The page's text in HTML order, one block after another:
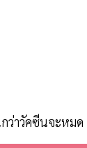
ว่าวัคซีนจะหมด